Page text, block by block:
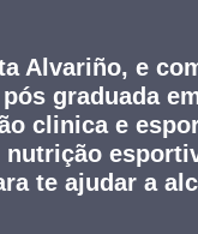
Alvariño, e
graduada
clinica e
nutrição
te ajudar a